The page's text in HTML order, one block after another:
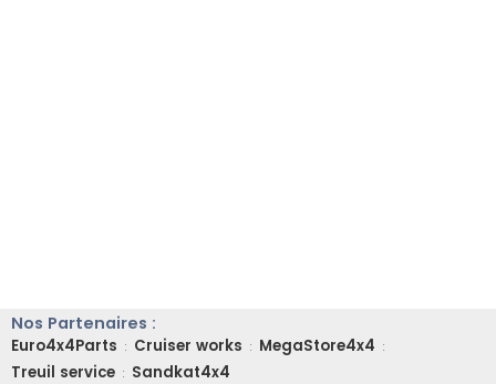
Nos Partenaires :
Euro4x4Parts : Cruiser works : MegaStore4x4 :
Treuil service : Sandkat4x4